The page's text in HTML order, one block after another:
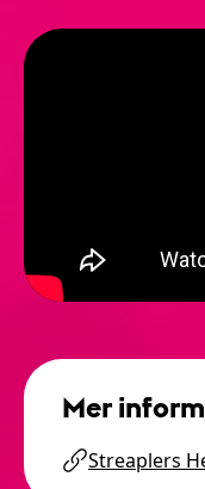
Mer
Streaplers